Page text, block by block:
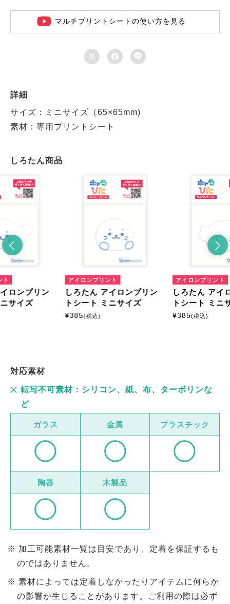
マルチプリントシートの使い方を見る
  
詳細
サイズ：ミニサイズ（65×65mm)
素材：専用プリントシート
しろたん商品
ト
ロンプリン
サイズ
アイロンプリント
しろたん アイロンプリン
トシート ミニサイズ
¥385(税込)
アイロンプリント
しろたん アイ
トシート ミニ
¥385(税込)
対応素材
転写不可素材：シリコン、紙、布、ターボリンな
ど
ガラス 金属 プラスチック
陶器 木製品
加工可能素材一覧は目安であり、定着を保証するも
のではありません。
素材によっては定着しなかったりアイテムに何らか
の影響が生じることがあります。ご利用の際は必ず